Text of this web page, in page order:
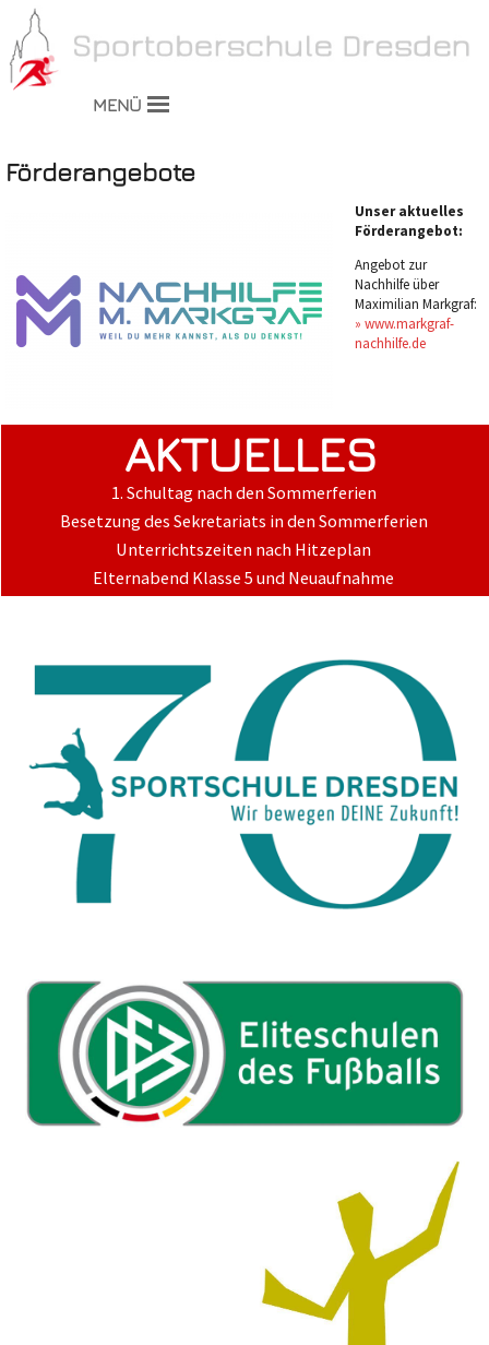
MENÜ
Förderangebote
Unser aktuelles
Förderangebot:
Angebot zur
Nachhilfe über
Maximilian Markgraf:
» www.markgraf-
nachhilfe.de
AKTUELLES
1. Schultag nach den Sommerferien
Besetzung des Sekretariats in den Sommerferien
Unterrichtszeiten nach Hitzeplan
Elternabend Klasse 5 und Neuaufnahme